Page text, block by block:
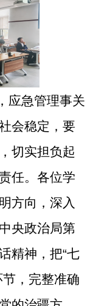
，应急管理事关
会稳定，要
切实担负起
任。 各位学
方向 ， 深入
央政治局第
精神， 把“七
， 完整准确